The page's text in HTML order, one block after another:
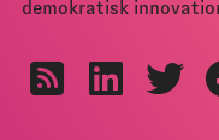
demokratisk